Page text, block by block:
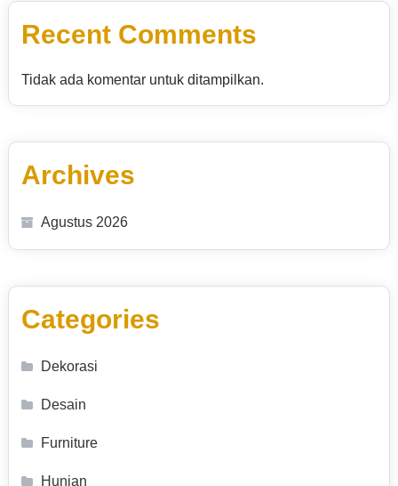
Recent Comments
Tidak ada komentar untuk ditampilkan.
Archives
Agustus 2026
Categories
Dekorasi
Desain
Furniture
Hunian